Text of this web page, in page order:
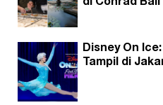
di Conrad Bali
Disney On
Tampil di